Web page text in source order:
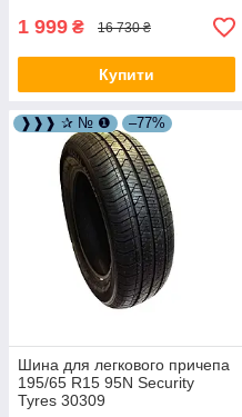
1 999 ₴ 16 730 ₴
Купити
❱❱❱ ✰ № ❶ –77%
Шина для легкового причепа
195/65 R15 95N Security
Tyres 30309